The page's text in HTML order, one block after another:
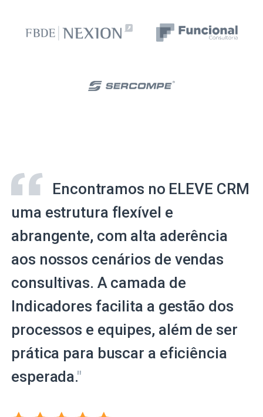
Encontramos no ELEVE CRM
uma estrutura flexível e
abrangente, com alta aderência
aos nossos cenários de vendas
consultivas. A camada de
Indicadores facilita a gestão dos
processos e equipes, além de ser
prática para buscar a eficiência
esperada."